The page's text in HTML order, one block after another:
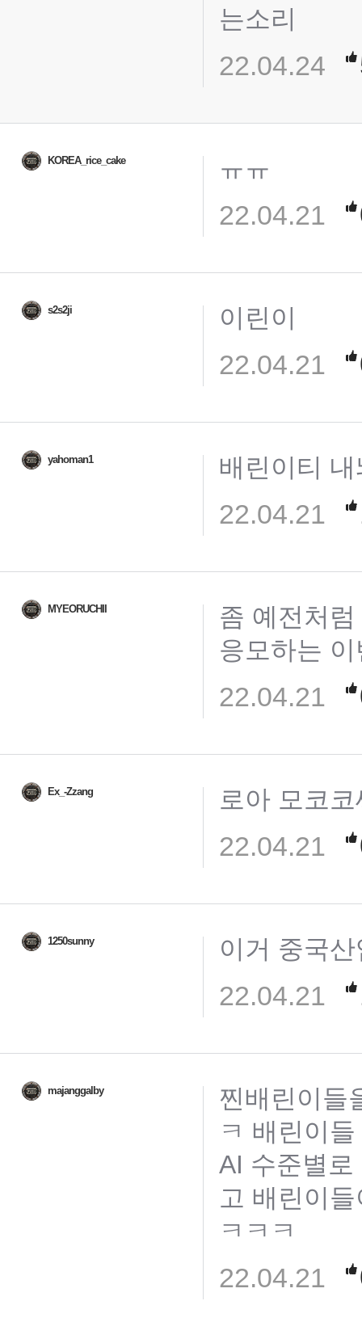
는소리
22.04.24
KOREA_rice_cake ㅠㅠ
22.04.21
s2s2ji 이린이
22.04.21
yahoman1 배린이티 내
22.04.21
MYEORUCHII
좀 예전처
응모하는
22.04.21
Ex_-Zzang 로아 모코
22.04.21
1250sunny 이거 중국
22.04.21
majanggalby
찐배린이들
ㅋ 배린이
AI 수준별
고 배린이
ㅋㅋㅋ
22.04.21